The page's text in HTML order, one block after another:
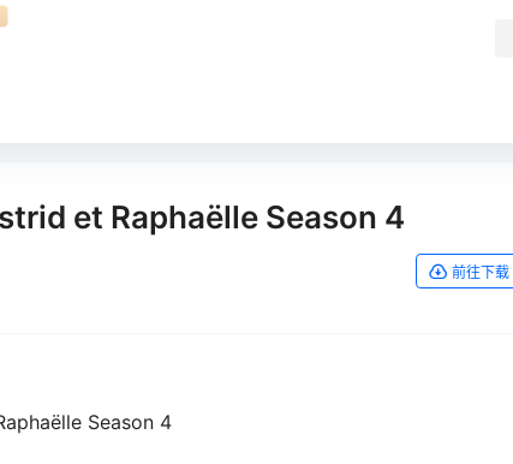
et Raphaëlle Season 4
前往下载
Season 4